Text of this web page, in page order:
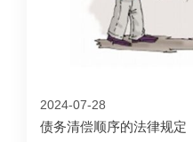
2024-07-28
债务清偿顺序的法律规定